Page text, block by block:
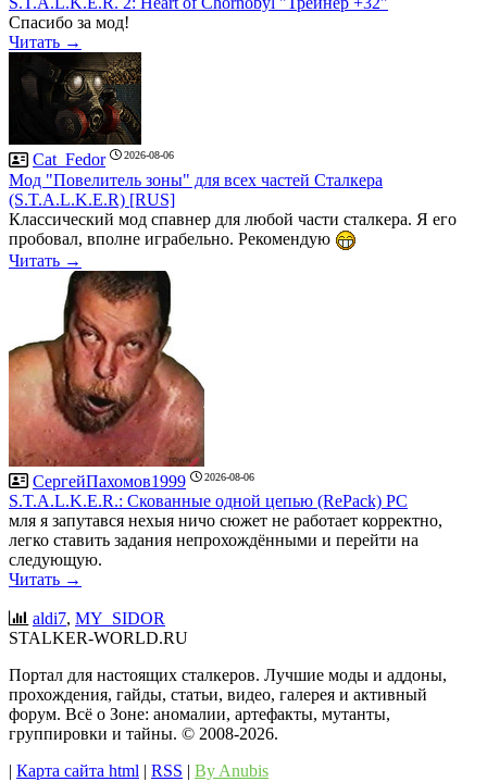
Спасибо за мод!
Читать →
Cat_Fedor 2026-08-06
Мод "Повелитель зоны" для всех частей Сталкера
(S.T.A.L.K.E.R) [RUS]
Классический мод спавнер для любой части сталкера. Я его
пробовал, вполне играбельно. Рекомендую
Читать →
СергейПахомов1999 2026-08-06
S.T.A.L.K.E.R.: Скованные одной цепью (RePack) PC
мля я запутався нехыя ничо сюжет не работает корректно,
легко ставить задания непрохождёнными и перейти на
следующую.
Читать →
aldi7, MY_SIDOR
STALKER-WORLD.RU
Портал для настоящих сталкеров. Лучшие моды и аддоны,
прохождения, гайды, статьи, видео, галерея и активный
форум. Всё о Зоне: аномалии, артефакты, мутанты,
группировки и тайны. ©️ 2008-2026.
| Карта сайта html | RSS | By Anubis